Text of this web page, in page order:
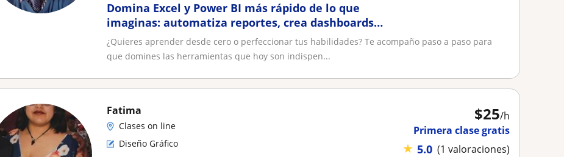
Domina Excel y Power BI más rápido de lo que
imaginas: automatiza reportes, crea dashboards
profesionales y eleva tu productividad desde la
primera clase
¿Quieres aprender desde cero o perfeccionar tus habilidades? Te acompaño paso a paso para
que domines las herramientas que hoy son indispen...
$25/h
Primera clase gratis
★ 5.0 (1 valoraciones)
Fatima
Clases on line
Diseño Gráfico